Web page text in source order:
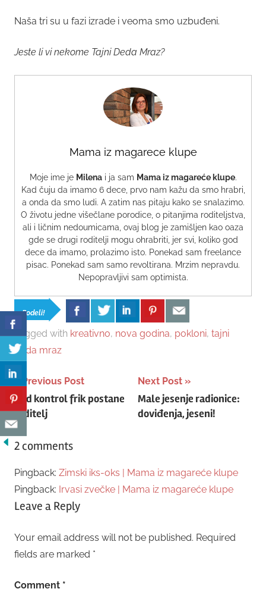
Naša tri su u fazi izrade i veoma smo uzbuđeni.
Jeste li vi nekome Tajni Deda Mraz?
Mama iz magarece klupe
Moje ime je Milenai ja sam Mama iz magareće klupe.
Kad čuju da imamo 6 dece, prvo nam kažu da smo hrabri,
a onda da smo ludi. A zatim nas pitaju kako se snalazimo.
O životu jedne višečlane porodice, o pitanjima roditeljstva,
ali i ličnim nedoumicama, ovaj blog je zamišljen kao oaza
gde se drugi roditelji mogu ohrabriti, jer svi, koliko god
dece da imamo, prolazimo isto. Ponekad sam freelance
pisac. Ponekad sam samo revoltirana. Mrzim nepravdu.
Nepopravljivi sam optimista.
Podeli!
Tagged with kreativno, nova godina, pokloni, tajni
deda mraz
Post
navigation
Previous Post
Kad kontrol frik postane
roditelj
Next Post
Male jesenje radionice:
doviđenja, jeseni!
2 comments
Pingback: Zimski iks-oks | Mama iz magareće klupe
Pingback: Irvasi zvečke | Mama iz magareće klupe
Leave a Reply
Your email address will not be published. Required
fields are marked *
Comment *